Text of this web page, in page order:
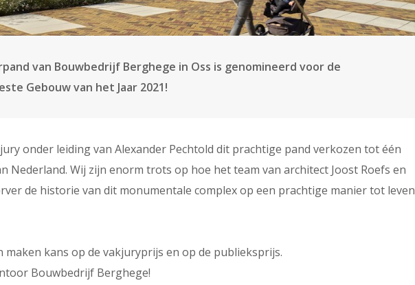
van Bouwbedrijf Berghege in Oss is genomineerd voor de
Gebouw van het Jaar 2021!
onder leiding van Alexander Pechtold dit prachtige pand verkozen tot één
Nederland. Wij zijn enorm trots op hoe het team van architect Joost Roefs en
de historie van dit monumentale complex op een prachtige manier tot leven
kans op de vakjuryprijs en op de publieksprijs.
Bouwbedrijf Berghege!